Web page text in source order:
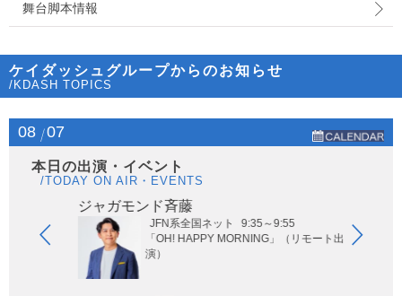
舞台脚本情報
ケイダッシュグループからのお知らせ
/KDASH TOPICS
08 07
本日の出演・イベント
/TODAY ON AIR・EVENTS
ジャガモンド斉藤
JFN系全国ネット
9:35～9:55
「OH! HAPPY MORNING」（リモート出
演）